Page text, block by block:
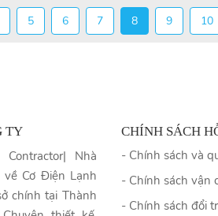
5 6 7 8 9 10
TY
Nhà
về Cơ Điện Lạnh
chính tại Thành
CHÍNH SÁCH
- Chính sách và
- Chính sách vận
- Chính sách đổi